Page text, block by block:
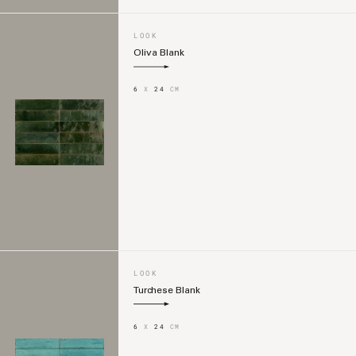
LOOK
Oliva Blank
6X 24 CM
LOOK
Turchese Blank
6X 24 CM